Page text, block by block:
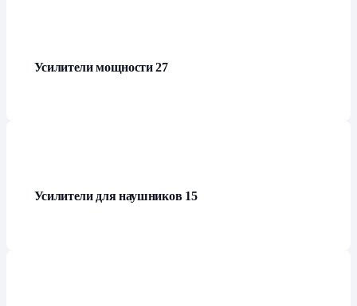
Усилители мощности27
Усилители для наушников 15